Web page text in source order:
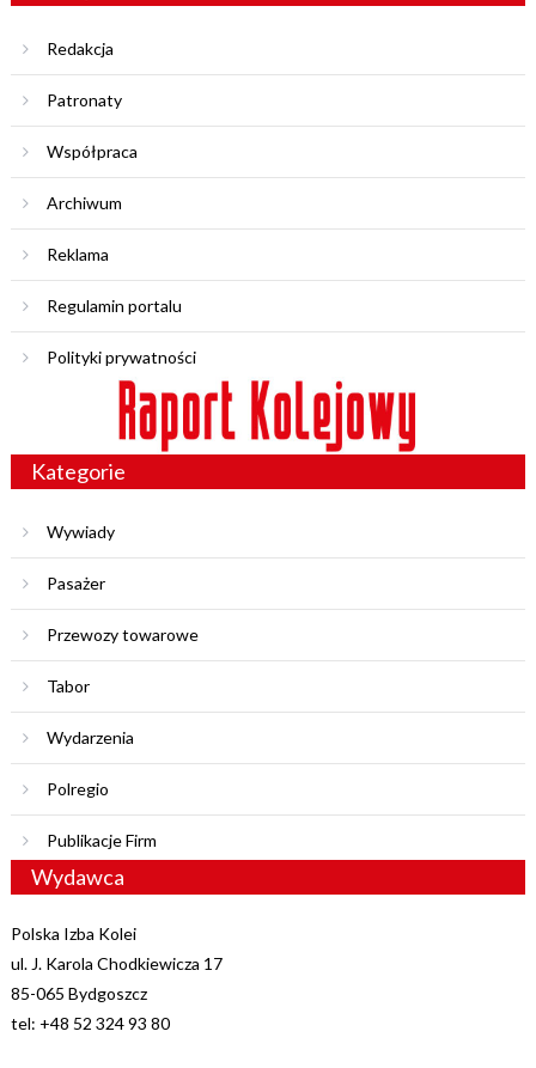
Redakcja
Patronaty
Współpraca
Archiwum
Reklama
Regulamin portalu
Polityki prywatności
Kategorie
Wywiady
Pasażer
Przewozy towarowe
Tabor
Wydarzenia
Polregio
Publikacje Firm
Wydawca
Polska Izba Kolei
ul. J. Karola Chodkiewicza 17
85-065 Bydgoszcz
tel: +48 52 324 93 80